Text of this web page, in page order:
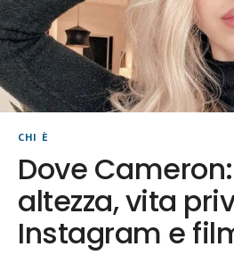
CHI È
Dove
altezza, vita
Instagram e